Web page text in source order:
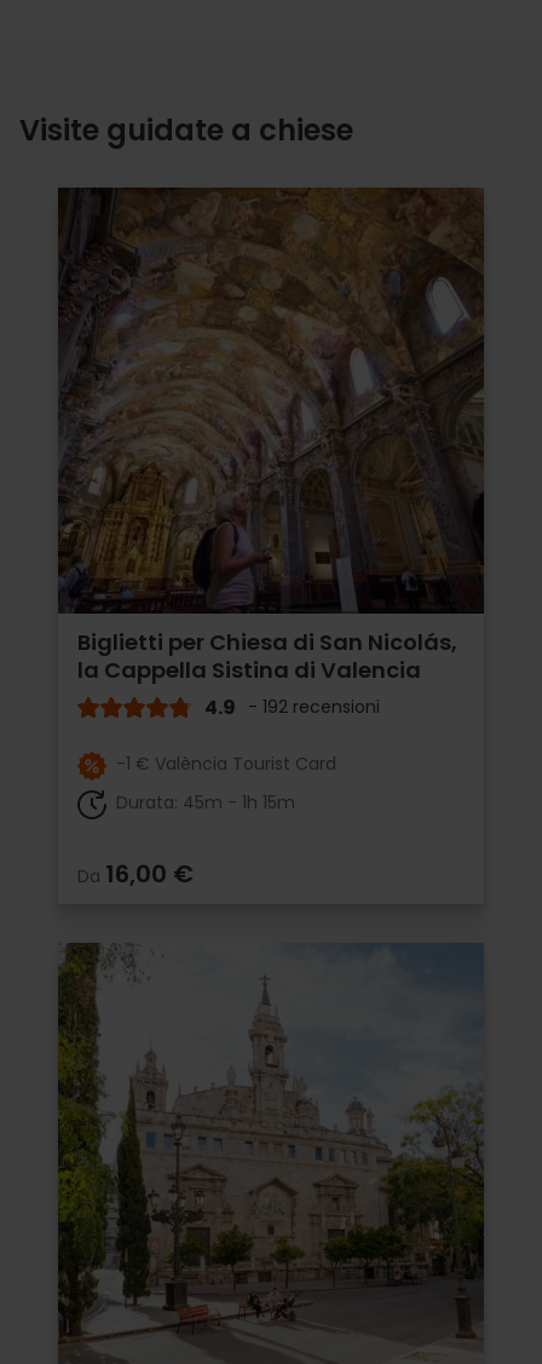
Visite guidate a chiese
Biglietti per Chiesa di San Nicolás,
la Cappella Sistina di Valencia
4.9 - 192 recensioni
-1 € València Tourist Card
Durata: 45m - 1h 15m
Da 16,00 €